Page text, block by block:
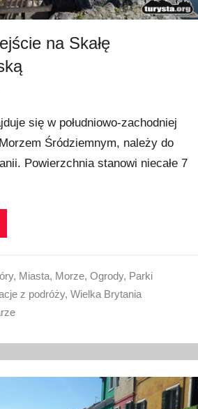
na Skałę
się w południowo-zachodniej
Śródziemnym, należy do
Powierzchnia stanowi niecałe 7
, Miasta, Morze, Ogrody, Parki
z podróży, Wielka Brytania